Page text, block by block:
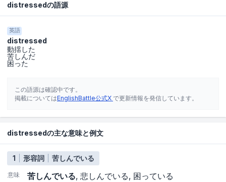
distressedの語源
英語
distressed
動揺した
苦しんだ
困った
この語源は確認中です。
掲載についてはEnglishBattle公式X で更新情報を発信しています。
distressedの主な意味と例文
1 形容詞 苦しんでいる
意味 苦しんでいる 悲しんでいる 困っている